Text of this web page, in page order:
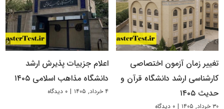
تغییر زمان آزمون اختصاصی
کارشناسی ارشد دانشگاه قرآن و
حدیث ۱۴۰۵
۳۰ خرداد, ۱۴۰۵ | ۰ دیدگاه
اعلام جزییات پذیرش ارشد
دانشگاه مذاهب اسلامی ۱۴۰۵
۴ خرداد, ۱۴۰۵ | ۰ دیدگاه